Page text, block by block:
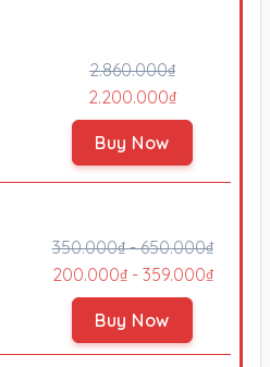
2.860.000₫
2.200.000₫
Buy Now
350.000₫ - 650.000₫
200.000₫ - 359.000₫
Buy Now